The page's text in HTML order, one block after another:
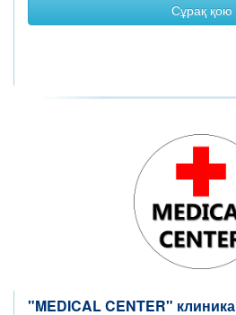
Сұрақ қою
"MEDICAL CENTER" клиника